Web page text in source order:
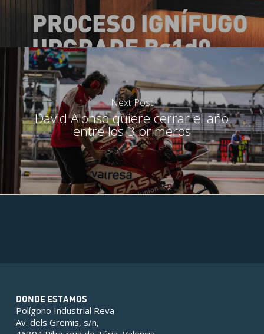
Next Post
David Alonso quiere cerrar el año
entre los 3 primeros
DONDE ESTAMOS
Polígono Industrial Reva
Av. dels Gremis, s/n,